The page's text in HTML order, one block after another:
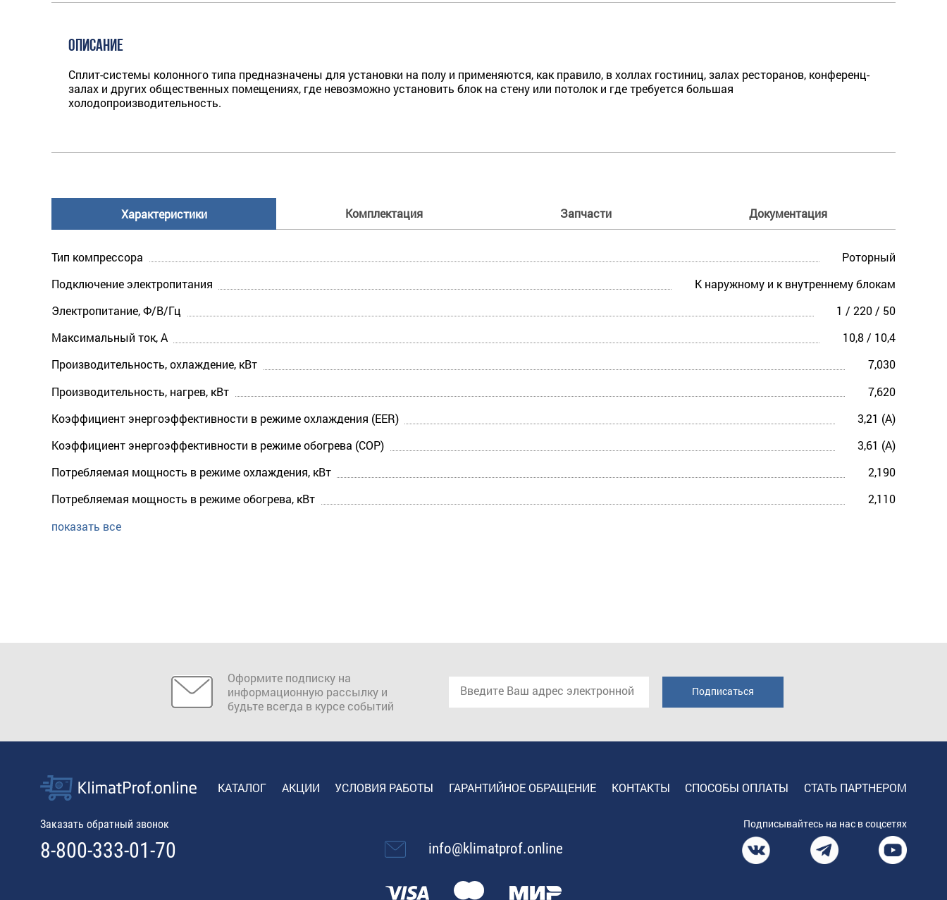
ОПИСАНИЕ
Сплит-системы колонного типа предназначены для установки на полу и применяются, как правило, в холлах гостиниц, залах ресторанов, конференц-
залах и других общественных помещениях, где невозможно установить блок на стену или потолок и где требуется большая
холодопроизводительность.
Характеристики Комплектация Запчасти Документация
Тип компрессора
Роторный
Подключение электропитания
К наружному и к внутреннему блокам
Электропитание, Ф/В/Гц
1 / 220 / 50
Максимальный ток, А
10,8 / 10,4
Производительность, охлаждение, кВт
7,030
Производительность, нагрев, кВт
7,620
Коэффициент энергоэффективности в режиме охлаждения (EER)
3,21 (A)
Коэффициент энергоэффективности в режиме обогрева (COP)
3,61 (A)
Потребляемая мощность в режиме охлаждения, кВт
2,190
Потребляемая мощность в режиме обогрева, кВт
2,110
показать все
Оформите подписку на
информационную рассылку и
будьте всегда в курсе событий
КАТАЛОГ АКЦИИ УСЛОВИЯ РАБОТЫ ГАРАНТИЙНОЕ ОБРАЩЕНИЕ КОНТАКТЫ СПОСОБЫ ОПЛАТЫ СТАТЬ ПАРТНЕРОМ
Заказать обратный звонок
8-800-333-01-70 info@klimatprof.online
Подписывайтесь на нас в соцсетях